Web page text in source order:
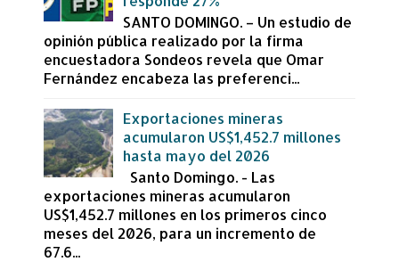
SANTO DOMINGO. – Un estudio de
opinión pública realizado por la firma
encuestadora Sondeos revela que Omar
Fernández encabeza las preferenci...
Exportaciones mineras
acumularon US$1,452.7 millones
hasta mayo del 2026
Santo Domingo. - Las
exportaciones mineras acumularon
US$1,452.7 millones en los primeros cinco
meses del 2026, para un incremento de
67.6...